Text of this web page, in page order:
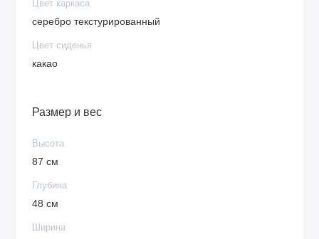
Цвет каркаса
серебро текстурированный
Цвет сиденья
какао
Размер и вес
Высота
87 см
Глубина
48 см
Ширина